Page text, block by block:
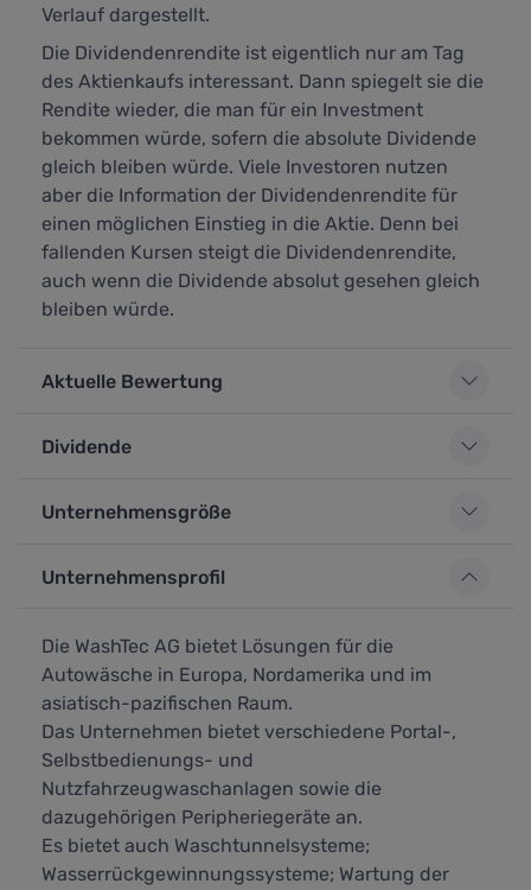
Verlauf dargestellt.
Die Dividendenrendite ist eigentlich nur am Tag
des Aktienkaufs interessant. Dann spiegelt sie die
Rendite wieder, die man für ein Investment
bekommen würde, sofern die absolute Dividende
gleich bleiben würde. Viele Investoren nutzen
aber die Information der Dividendenrendite für
einen möglichen Einstieg in die Aktie. Denn bei
fallenden Kursen steigt die Dividendenrendite,
auch wenn die Dividende absolut gesehen gleich
bleiben würde.
Aktuelle Bewertung
Dividende
Unternehmensgröße
Unternehmensprofil
Die WashTec AG bietet Lösungen für die
Autowäsche in Europa, Nordamerika und im
asiatisch-pazifischen Raum.
Das Unternehmen bietet verschiedene Portal-,
Selbstbedienungs- und
Nutzfahrzeugwaschanlagen sowie die
dazugehörigen Peripheriegeräte an.
Es bietet auch Waschtunnelsysteme;
Wasserrückgewinnungssysteme; Wartung der